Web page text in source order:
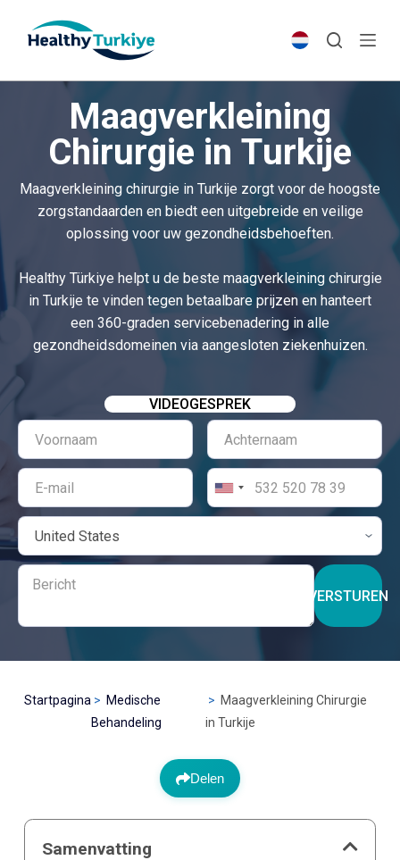
p
n
t
Maagverkleining
Chirurgie in Turkije
Maagverkleining chirurgie in Turkije zorgt voor de hoogste
zorgstandaarden en biedt een uitgebreide en veilige
oplossing voor uw gezondheidsbehoeften.
Healthy Türkiye helpt u de beste maagverkleining chirurgie
in Turkije te vinden tegen betaalbare prijzen en hanteert
een 360-graden servicebenadering in alle
gezondheidsdomeinen via aangesloten ziekenhuizen.
VIDEOGESPREK
VERSTUREN
Startpagina
Medische
Behandeling
Maagverkleining Chirurgie
in Turkije
Delen
Samenvatting